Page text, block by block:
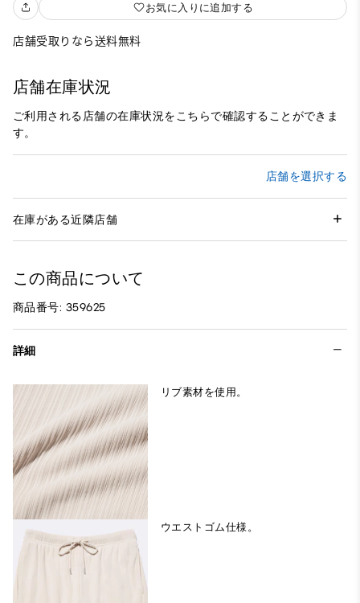
お気に入りに追加する
店舗受取りなら送料無料
店舗在庫状況
ご利用される店舗の在庫状況をこちらで確認することができま
す。
店舗を選択する
在庫がある近隣店舗
この商品について
商品番号: 359625
詳細
リブ素材を使用。
ウエストゴム仕様。